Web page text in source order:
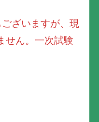
ざいますが、現
せん。一次試験